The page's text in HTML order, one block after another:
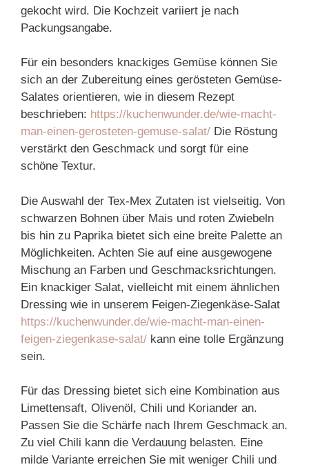
gekocht wird. Die Kochzeit variiert je nach
Packungsangabe.
Für ein besonders knackiges Gemüse können Sie
sich an der Zubereitung eines gerösteten Gemüse-
Salates orientieren, wie in diesem Rezept
beschrieben: https://kuchenwunder.de/wie-macht-
man-einen-gerosteten-gemuse-salat/ Die Röstung
verstärkt den Geschmack und sorgt für eine
schöne Textur.
Die Auswahl der Tex-Mex Zutaten ist vielseitig. Von
schwarzen Bohnen über Mais und roten Zwiebeln
bis hin zu Paprika bietet sich eine breite Palette an
Möglichkeiten. Achten Sie auf eine ausgewogene
Mischung an Farben und Geschmacksrichtungen.
Ein knackiger Salat, vielleicht mit einem ähnlichen
Dressing wie in unserem Feigen-Ziegenkäse-Salat
https://kuchenwunder.de/wie-macht-man-einen-
feigen-ziegenkase-salat/ kann eine tolle Ergänzung
sein.
Für das Dressing bietet sich eine Kombination aus
Limettensaft, Olivenöl, Chili und Koriander an.
Passen Sie die Schärfe nach Ihrem Geschmack an.
Zu viel Chili kann die Verdauung belasten. Eine
milde Variante erreichen Sie mit weniger Chili und